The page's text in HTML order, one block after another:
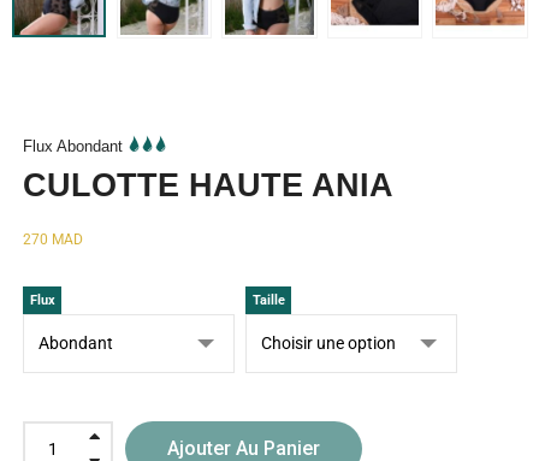
Flux Abondant
CULOTTE HAUTE ANIA
270 MAD
Flux Taille
Ajouter Au Panier